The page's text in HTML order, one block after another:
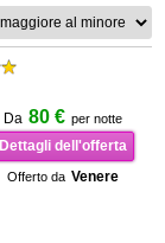
Da 80 € per notte
Dettagli dell'offerta
Offerto da Venere